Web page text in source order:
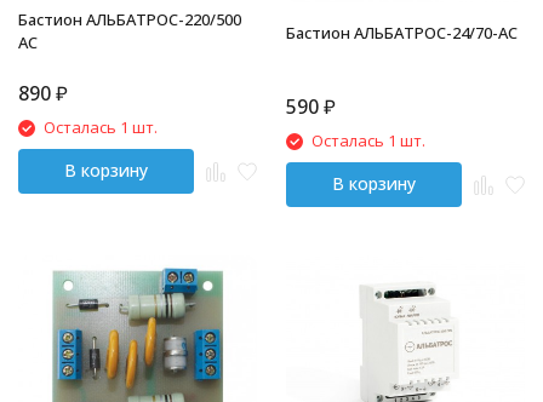
Бастион АЛЬБАТРОС-220/500
АС
890₽
Осталась 1 шт.
В корзину
Бастион АЛЬБАТРОС-24/70-AC
590₽
Осталась 1 шт.
В корзину